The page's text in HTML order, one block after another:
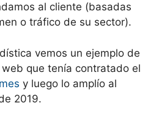
al cliente (basadas
o tráfico de su sector).
vemos un ejemplo de
que tenía contratado el
y luego lo amplío al
2019.